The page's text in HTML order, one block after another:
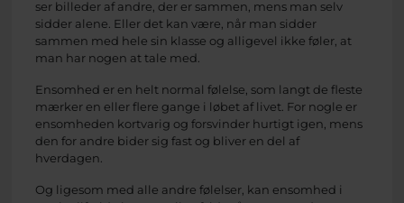
ser billeder af andre, der er sammen, mens man selv
sidder alene. Eller det kan være, når man sidder
sammen med hele sin klasse og alligevel ikke føler, at
man har nogen at tale med.
Ensomhed er en helt normal følelse, som langt de fleste
mærker en eller flere gange i løbet af livet. For nogle er
ensomheden kortvarig og forsvinder hurtigt igen, mens
den for andre bider sig fast og bliver en del af
hverdagen.
Og ligesom med alle andre følelser, kan ensomhed i